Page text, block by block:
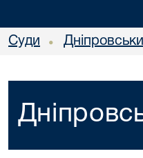
Суди •